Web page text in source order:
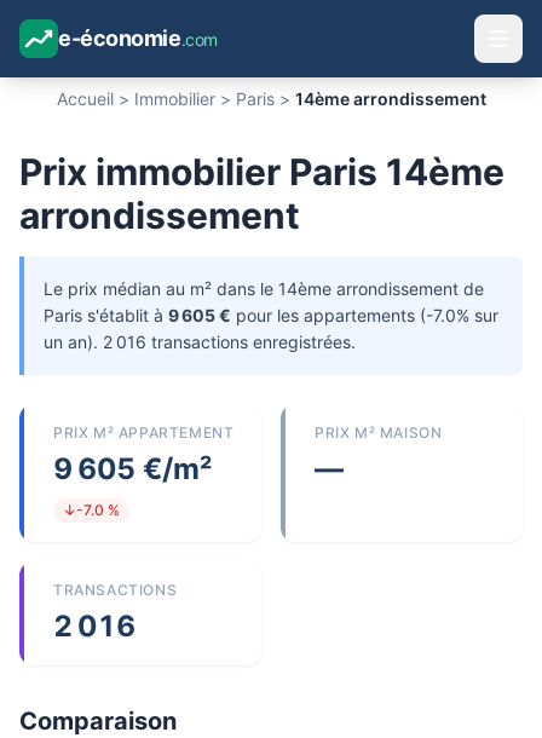
e-économie.com
Accueil > Immobilier > Paris > 14ème arrondissement
Prix immobilier Paris 14ème
arrondissement
Le prix médian au m² dans le 14ème arrondissement de
Paris s'établit à 9 605 € pour les appartements (-7.0% sur
un an). 2 016 transactions enregistrées.
PRIX M² APPARTEMENT
9 605 €/m²
↓-7.0 %
PRIX M² MAISON
—
TRANSACTIONS
2 016
Comparaison